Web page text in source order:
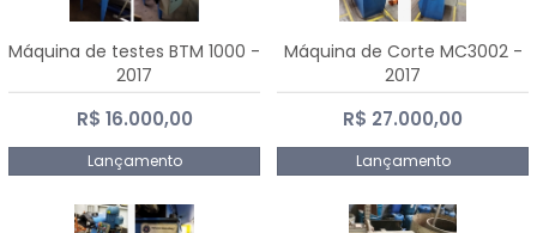
Máquina de testes BTM 1000 -
2017
R$ 16.000,00
Lançamento
Máquina de Corte MC3002 -
2017
R$ 27.000,00
Lançamento